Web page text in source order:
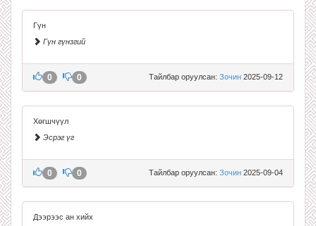
Гүн
Гүн гүнзгий
Тайлбар оруулсан: Зочин 2025-09-12
0 0
Хөгшчүүл
Эсрэг үг
Тайлбар оруулсан: Зочин 2025-09-04
0 0
Дээрээс ан хийх